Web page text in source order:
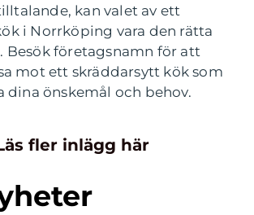
kan valet av ett
i Norrköping vara den rätta
Besök företagsnamn för att
mot ett skräddarsytt kök som
dina önskemål och behov.
fler inlägg här